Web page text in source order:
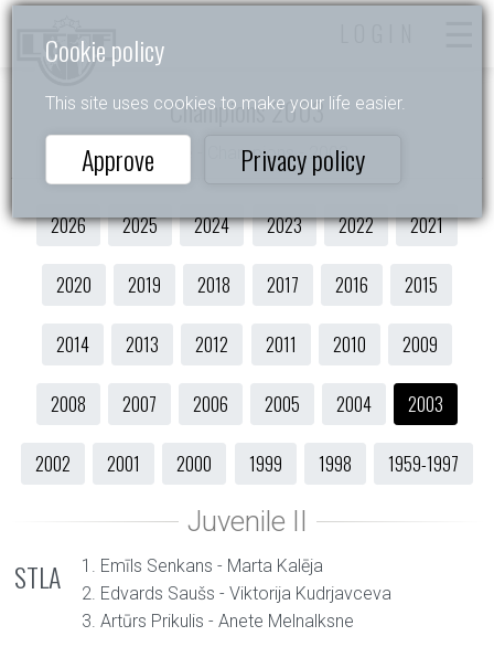
Cookie policy
This site uses cookies to make your life easier.
Approve Privacy policy
Champions 2003
Home - Champions - 2003
2026 2025 2024 2023 2022 2021
2020 2019 2018 2017 2016 2015
2014 2013 2012 2011 2010 2009
2008 2007 2006 2005 2004 2003
2002 2001 2000 1999 1998 1959-1997
STLA
1. Emīls Senkans - Marta Kalēja
2. Edvards Saušs - Viktorija Kudrjavceva
3. Artūrs Prikulis - Anete Melnalksne